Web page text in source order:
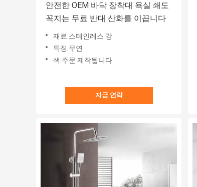
안전한 OEM 바닥 장착대 욕실 쇄도
꼭지는 무료 반대 산화를 이끕니다
재료:스테인레스 강
특징:무연
색:주문 제작됩니다
지금 연락